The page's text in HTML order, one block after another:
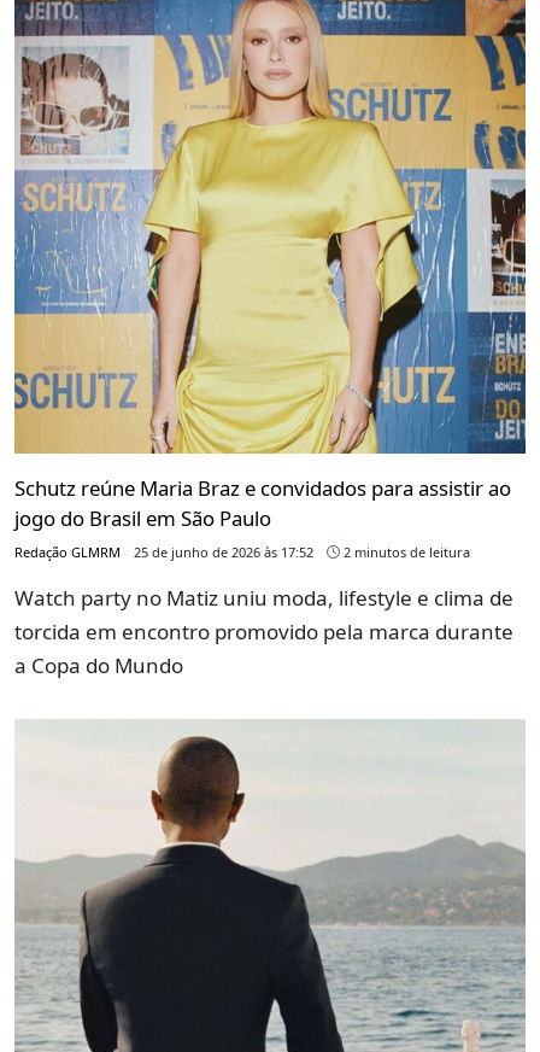
Schutz reúne Maria Braz e convidados para assistir ao
jogo do Brasil em São Paulo
Redação GLMRM 25 de junho de 2026 às 17:52 2 minutos de leitura
Watch party no Matiz uniu moda, lifestyle e clima de
torcida em encontro promovido pela marca durante
a Copa do Mundo